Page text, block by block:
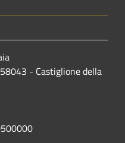
- Castiglione della